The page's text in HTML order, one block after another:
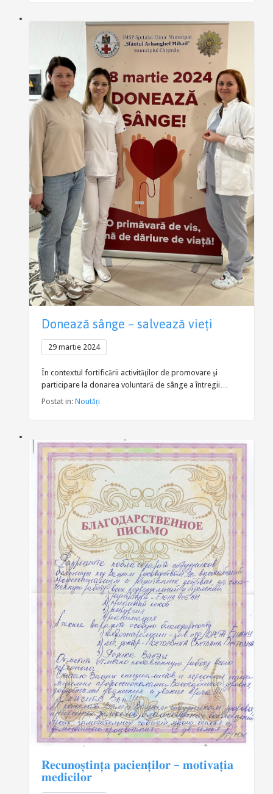
Donează sânge – salvează vieți
29 martie 2024
În contextul fortificării activităţilor de promovare şi
participare la donarea voluntară de sânge a întregii…
Postat in: Noutăți
𝐑𝐞𝐜𝐮𝐧𝐨𝐬̦𝐭𝐢𝐧𝐭̦𝐚 𝐩𝐚𝐜𝐢𝐞𝐧𝐭̦𝐢𝐥𝐨𝐫 – 𝐦𝐨𝐭𝐢𝐯𝐚𝐭̦𝐢𝐚
𝐦𝐞𝐝𝐢𝐜𝐢𝐥𝐨𝐫